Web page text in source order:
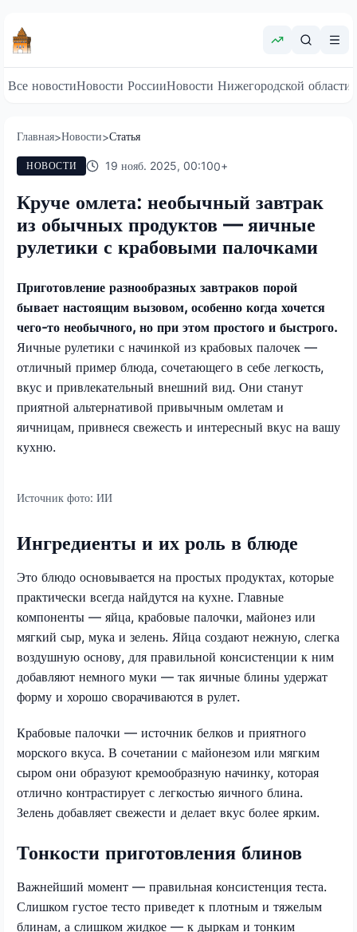
Все новостиНовости РоссииНовости Нижегородской области
Главная>Новости>Статья
НОВОСТИ 19 нояб. 2025, 00:100+
Круче омлета: необычный завтрак
из обычных продуктов — яичные
рулетики с крабовыми палочками
Приготовление разнообразных завтраков порой
бывает настоящим вызовом, особенно когда хочется
чего-то необычного, но при этом простого и быстрого.
Яичные рулетики с начинкой из крабовых палочек —
отличный пример блюда, сочетающего в себе легкость,
вкус и привлекательный внешний вид. Они станут
приятной альтернативой привычным омлетам и
яичницам, привнеся свежесть и интересный вкус на вашу
кухню.
Источник фото: ИИ
Ингредиенты и их роль в блюде
Это блюдо основывается на простых продуктах, которые
практически всегда найдутся на кухне. Главные
компоненты — яйца, крабовые палочки, майонез или
мягкий сыр, мука и зелень. Яйца создают нежную, слегка
воздушную основу, для правильной консистенции к ним
добавляют немного муки — так яичные блины удержат
форму и хорошо сворачиваются в рулет.
Крабовые палочки — источник белков и приятного
морского вкуса. В сочетании с майонезом или мягким
сыром они образуют кремообразную начинку, которая
отлично контрастирует с легкостью яичного блина.
Зелень добавляет свежести и делает вкус более ярким.
Тонкости приготовления блинов
Важнейший момент — правильная консистенция теста.
Слишком густое тесто приведет к плотным и тяжелым
блинам, а слишком жидкое — к дыркам и тонким